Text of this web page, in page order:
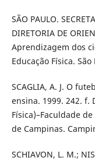
SÃO PAULO.
DIRETORIA DE
Aprendizagem dos
Educação Física. São
SCAGLIA, A. J. O
ensina. 1999. 242. f.
Física)–Faculdade
de Campinas.
SCHIAVON, L. M.;